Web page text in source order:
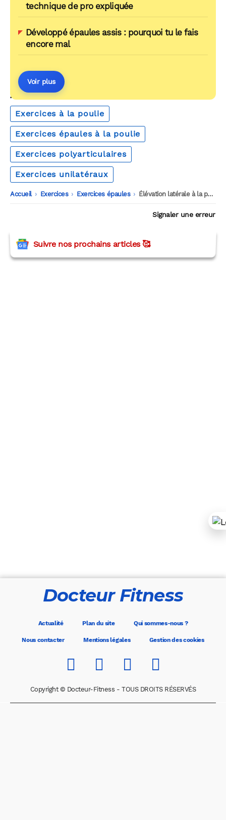
technique de pro expliquée
Développé épaules assis : pourquoi tu le fais
encore mal
Voir plus
AUTOUR DU MÊME THÈME
Exercices à la poulie
Exercices épaules à la poulie
Exercices polyarticulaires
Exercices unilatéraux
Accueil -
Exercices -
Exercices épaules -
Élévation latérale à la poulie en inclinaison
Signaler une erreur
Suivre nos prochains articles 🥰
Docteur Fitness
Actualité Plan du site Qui sommes-nous ?
Nous contacter Mentions légales Gestion des cookies
Copyright © Docteur-Fitness - TOUS DROITS RÉSERVÉS